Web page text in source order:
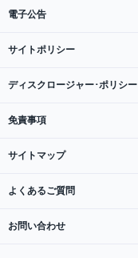
電子公告
サイトポリシー
ディスクロージャー･ポリシー
免責事項
サイトマップ
よくあるご質問
お問い合わせ